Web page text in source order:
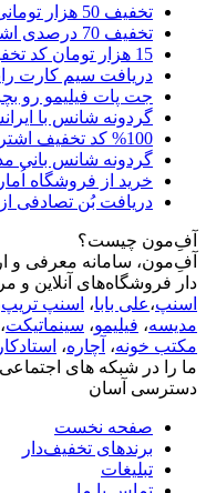
تخفیف 50 هزار تومانی خرید محصولات پروتئینی اسنپ فود
تخفیف 70 درصدی اشتراک دیجی پلاس از دیجی کالا
15 هزار تومان کد تخفیف خرید نان از اسنپ فود
دریافت سیم کارت
جت پات فیلیمو رو
گردونه شانس با
%100 کد تخفیف اشتراک 3 ماهه دیجی پلاس از دیجی کالا
گردونه شانس بانی مد تا 100درصد
خرید از فروشگاه اُمارکت با کد 30
دریافت بُن تصادفی
آفِ‌مون چیست؟
آفِ‌مون، سامانه معرفی و
دار فروشگاه‌های آنلاین و
اسنپ،علی بابا، اسنپ تریپ
مدیسه، فیلیمو، سینماتیکت،
مکتب خونه، آچاره، استادکار
ما را در شبکه های اجتماعی
دسترسی آسان
صفحه نخست
برندهای تخفیف‌دار
تبلیغات